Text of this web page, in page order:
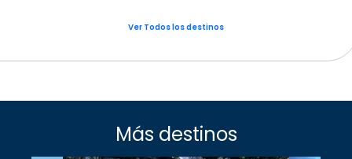
Ver Todos los destinos
Más destinos